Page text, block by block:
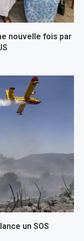
nouvelle fois par
un SOS